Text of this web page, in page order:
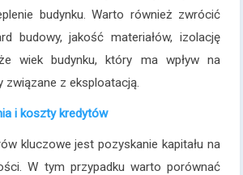
budynku. Warto również zwrócić
budowy, jakość materiałów, izolację
wiek budynku, który ma wpływ na
związane z eksploatacją.
i koszty kredytów
kluczowe jest pozyskanie kapitału na
W tym przypadku warto porównać